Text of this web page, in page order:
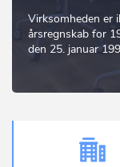
Virksomheden er
årsregnskab for
den 25. januar